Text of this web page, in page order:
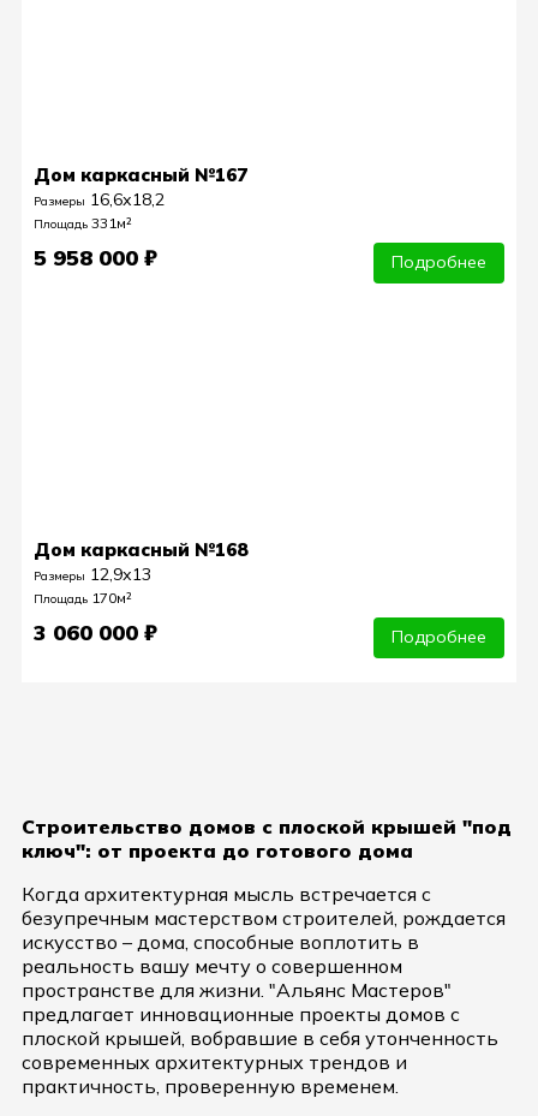
Дом каркасный №167
Размеры 16,6х18,2
Площадь 331м²
5 958 000 ₽ Подробнее
Дом каркасный №168
Размеры 12,9х13
Площадь 170м²
3 060 000 ₽ Подробнее
Строительство домов с плоской крышей "под
ключ": от проекта до готового дома
Когда архитектурная мысль встречается с
безупречным мастерством строителей, рождается
искусство – дома, способные воплотить в
реальность вашу мечту о совершенном
пространстве для жизни. "Альянс Мастеров"
предлагает инновационные проекты домов с
плоской крышей, вобравшие в себя утонченность
современных архитектурных трендов и
практичность, проверенную временем.